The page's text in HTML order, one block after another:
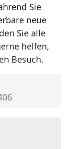
Sie
neue
Sie alle
helfen,
Besuch.